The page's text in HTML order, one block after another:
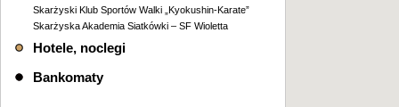
Skarżyski Klub Sportów Walki „Kyokushin-Karate”
Skarżyska Akademia Siatkówki – SF Wioletta
Hotele, noclegi
Bankomaty